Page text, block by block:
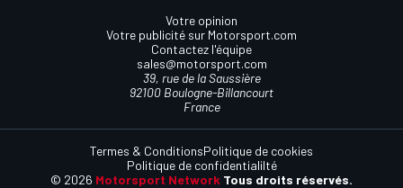
Votre opinion
Votre publicité sur Motorsport.com
Contactez l'équipe
sales@motorsport.com
39, rue de la Saussière
92100 Boulogne-Billancourt
France
© 2026 Motorsport Network Tous droits réservés.
Termes & ConditionsPolitique de cookies
Politique de confidentialilté